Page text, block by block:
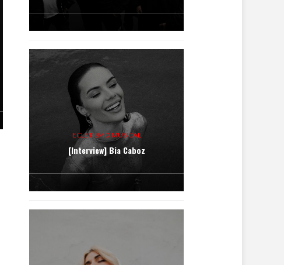
ECLETISMO MUSICAL
[Interview] Bia Caboz